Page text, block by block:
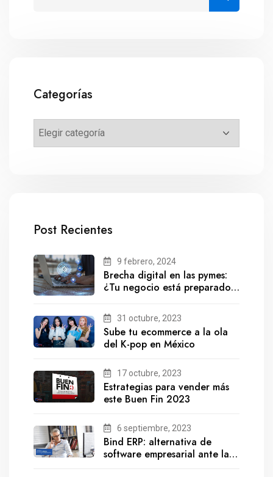
Categorías
Post Recientes
9 febrero, 2024
Brecha digital en las pymes:
¿Tu negocio está preparado
31 octubre, 2023
Sube tu ecommerce a la ola
del K-pop en México
17 octubre, 2023
Estrategias para vender más
este Buen Fin 2023
6 septiembre, 2023
Bind ERP: alternativa de
software empresarial ante la